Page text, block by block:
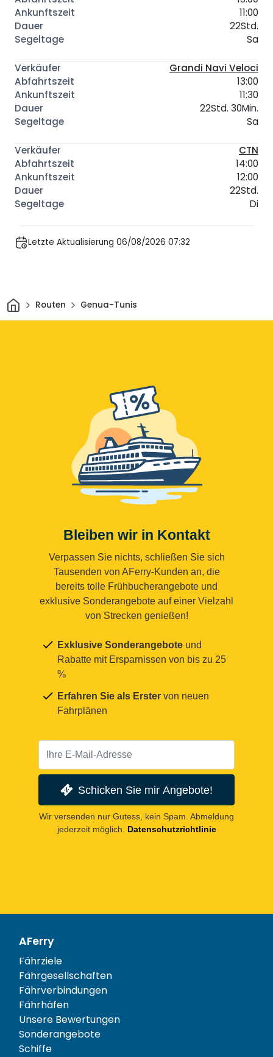
11:00
22Std.
Sa
Grandi Navi Veloci
13:00
11:30
22Std. 30Min.
Sa
CTN
14:00
12:00
22Std.
Di
Letzte Aktualisierung 06/08/2026 07:32
HeimRouten Genua-Tunis
Bleiben wir in Kontakt
Verpassen Sie nichts, schließen Sie sich
Tausenden von AFerry-Kunden an, die
bereits tolle Frühbucherangebote und
exklusive Sonderangebote auf einer Vielzahl
von Strecken genießen!
Exklusive Sonderangebote und
Rabatte mit Ersparnissen von bis zu 25
%
Erfahren Sie als Erster von neuen
Fahrplänen
Schicken Sie mir Angebote!
Wir versenden nur Gutess, kein Spam. Abmeldung
jederzeit möglich. Datenschutzrichtlinie
AFerry
Fährziele
Fährgesellschaften
Fährverbindungen
Fährhäfen
Unsere Bewertungen
Sonderangebote
Schiffe